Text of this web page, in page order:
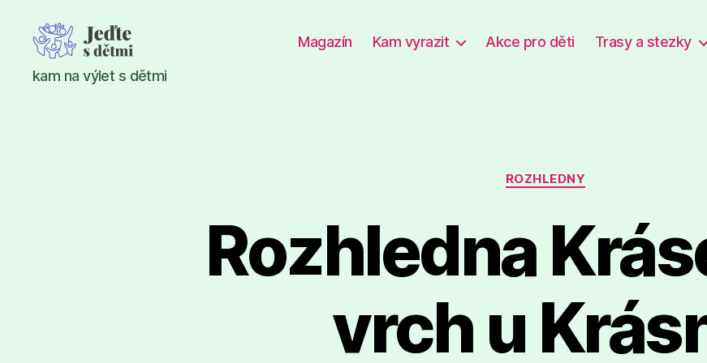
Jeďte
s
kam na výlet s dětmi
Magazín Kam vyrazit Akce pro děti Trasy a stezky
Rubriky
ROZHLEDNY
Rozhledna
vrch u